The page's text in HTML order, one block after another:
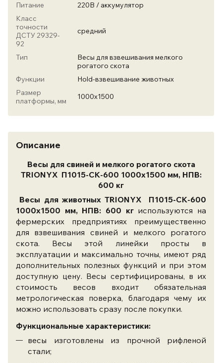
Питание
220В / аккумулятор
Класс
точности
ДСТУ 29329-
92
средний
Тип
Весы для взвешивания мелкого
рогатого скота
Функции
Hold-взвешивание животных
Размер
платформы, мм
1000х1500
Описание
Весы для свиней и мелкого рогатого скота
TRIONYX П1015-СК-600 1000х1500 мм, НПВ:
600 кг
Весы для животных TRIONYX П1015-СК-600
1000х1500 мм, НПВ: 600 кгиспользуются на
фермерских предприятиях преимущественно
для взвешивания свиней и мелкого рогатого
скота. Весы этой линейки просты в
эксплуатации и максимально точны, имеют ряд
дополнительных полезных функций и при этом
доступную цену. Весы сертифицированы, в их
стоимость весов входит обязательная
метрологическая поверка, благодаря чему их
можно использовать сразу после покупки.
Функциональные характеристики:
весы изготовлены из прочной рифленой
стали;